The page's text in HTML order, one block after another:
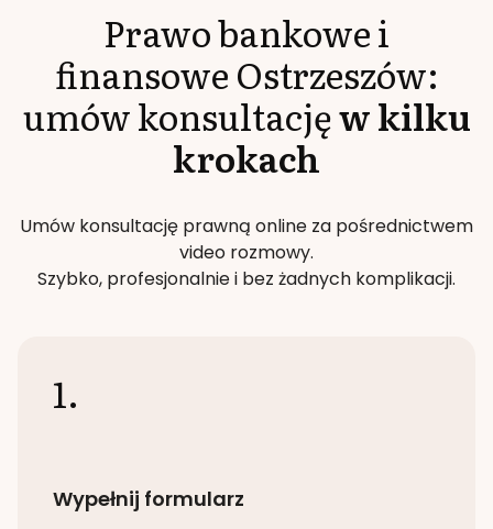
Prawo bankowe i
finansoweOstrzeszów:
umów konsultacjęw kilku
krokach
Umów konsultację prawną online za pośrednictwem
video rozmowy.
Szybko, profesjonalnie i bez żadnych komplikacji.
1.
Wypełnij formularz